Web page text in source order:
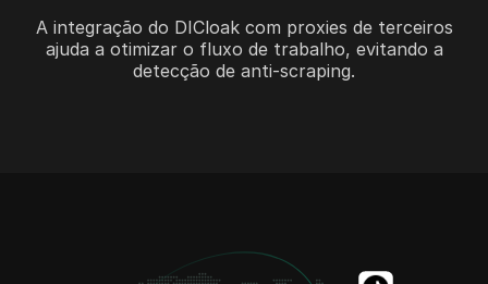
A integração do DICloak com proxies de terceiros
ajuda a otimizar o fluxo de trabalho, evitando a
detecção de anti-scraping.